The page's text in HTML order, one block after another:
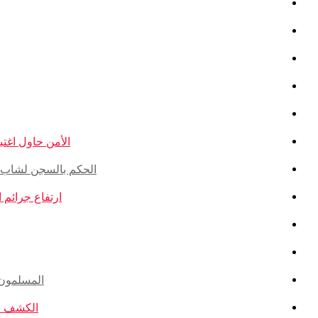
الأمن حاول
الحكم بالسجن لشاب ذو
ارتفاع جرائم الكراهية
المسلمون
الكشف